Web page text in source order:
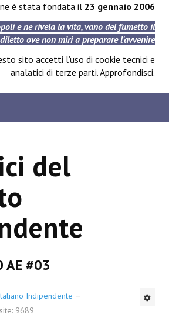
è stata fondata il 23 gennaio 2006
e ne rivela la vita, vano del fumetto il
diletto ove non miri a preparare l'avvenire
sito accetti l’uso di cookie tecnici e
analatici di terze parti.Approfondisci.
2015
del
AE #03
Indipendente
9689